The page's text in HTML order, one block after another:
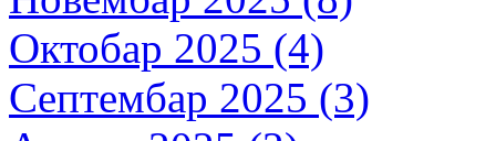
Октобар 2025 (4)
Септембар 2025 (3)